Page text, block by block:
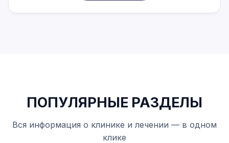
ПОПУЛЯРНЫЕ РАЗДЕЛЫ
Вся информация о клинике и лечении — в одном
клике